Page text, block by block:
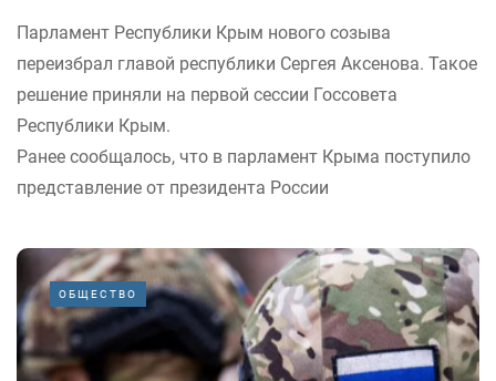
Парламент Республики Крым нового созыва
переизбрал главой республики Сергея Аксенова. Такое
решение приняли на первой сессии Госсовета
Республики Крым.
Ранее сообщалось, что в парламент Крыма поступило
представление от президента России
ОБЩЕСТВО